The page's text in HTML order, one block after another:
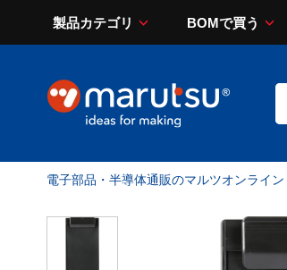
製品カテゴリ BOMで買う
電子部品・半導体通販のマルツオンライン